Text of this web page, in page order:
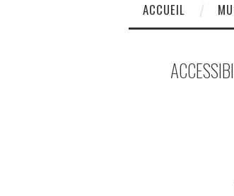
ACCUEIL